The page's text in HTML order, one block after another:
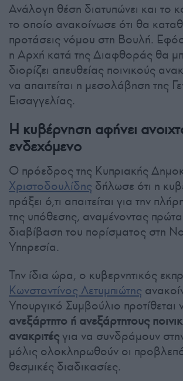
Ανάλογη θέση διατυπώνει και το
το οποίο ανακοίνωσε ότι θα
προτάσεις νόμου στη Βουλή.
η Αρχή κατά της Διαφθοράς θα
διορίζει απευθείας ποινικούς
να απαιτείται η μεσολάβηση της
Εισαγγελίας.
Η κυβέρνηση αφήνει
ενδεχόμενο
Ο πρόεδρος της Κυπριακής
Χριστοδουλίδης δήλωσε ότι η
πράξει ό,τι απαιτείται για την
της υπόθεσης, αναμένοντας πρώτα
διαβίβαση του πορίσματος στη
Υπηρεσία.
Την ίδια ώρα, ο κυβερνητικός
Κωνσταντίνος Λετυμπιώτης
Υπουργικό Συμβούλιο προτίθεται
ανεξάρτητο ή ανεξάρτητους
ανακριτέςγια να συνδράμουν
μόλις ολοκληρωθούν οι
θεσμικές διαδικασίες.